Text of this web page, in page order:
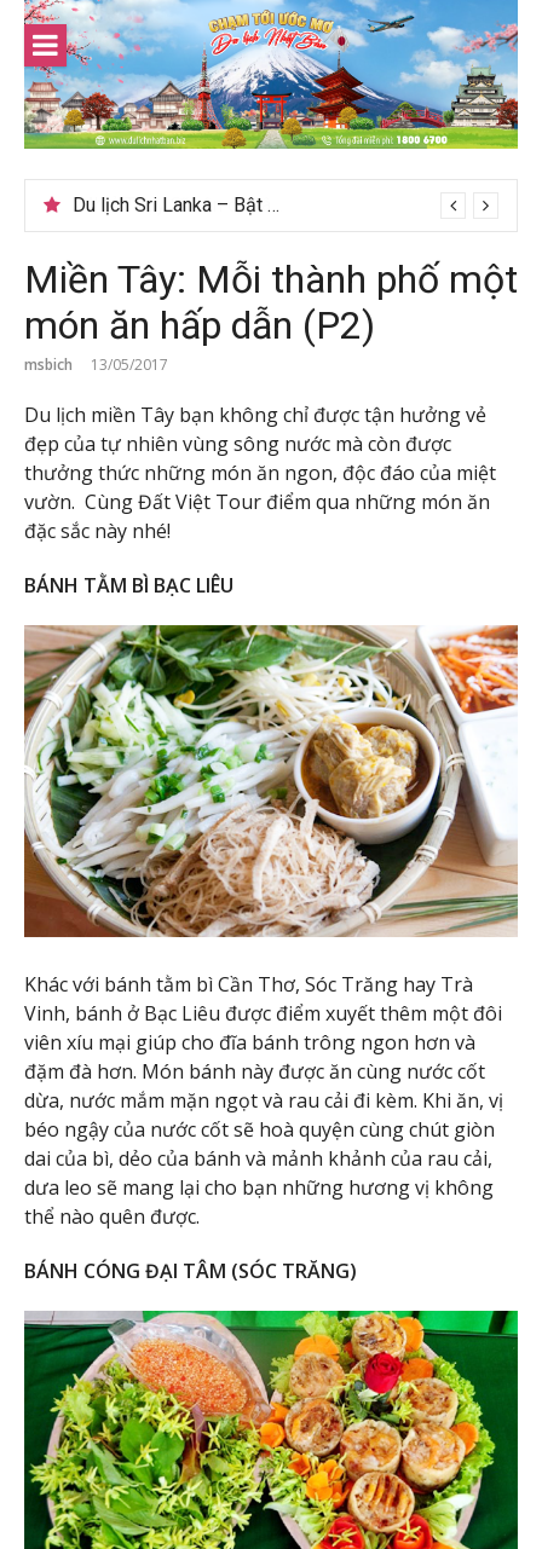
Skip
content
Du lịch Sri Lanka – Bật mí nên đi mùa nào đẹp
Miền Tây: Mỗi thành phố một
món ăn hấp dẫn (P2)
msbich 13/05/2017
Du lịch miền Tây bạn không chỉ được tận hưởng vẻ
đẹp của tự nhiên vùng sông nước mà còn được
thưởng thức những món ăn ngon, độc đáo của miệt
vườn. Cùng Đất Việt Tour điểm qua những món ăn
đặc sắc này nhé!
BÁNH TẰM BÌ BẠC LIÊU
Khác với bánh tằm bì Cần Thơ, Sóc Trăng hay Trà
Vinh, bánh ở Bạc Liêu được điểm xuyết thêm một đôi
viên xíu mại giúp cho đĩa bánh trông ngon hơn và
đặm đà hơn. Món bánh này được ăn cùng nước cốt
dừa, nước mắm mặn ngọt và rau cải đi kèm. Khi ăn, vị
béo ngậy của nước cốt sẽ hoà quyện cùng chút giòn
dai của bì, dẻo của bánh và mảnh khảnh của rau cải,
dưa leo sẽ mang lại cho bạn những hương vị không
thể nào quên được.
BÁNH CÓNG ĐẠI TÂM (SÓC TRĂNG)